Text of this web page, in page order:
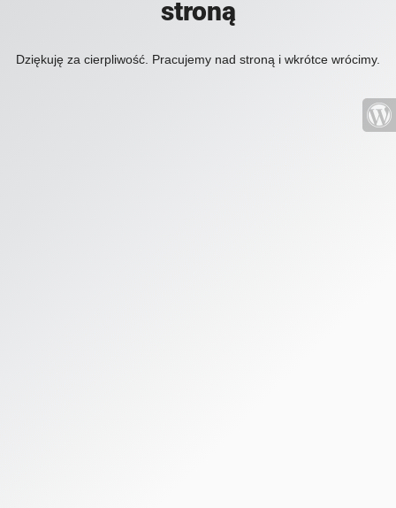
stroną
Dziękuję za cierpliwość. Pracujemy nad stroną i wkrótce wrócimy.